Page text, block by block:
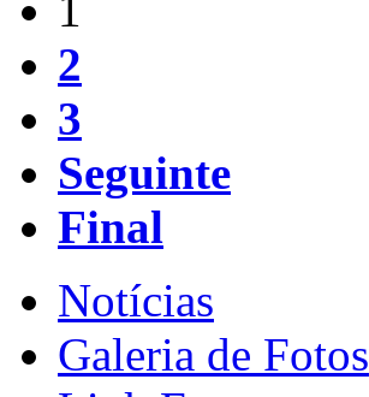
2
3
Seguinte
Final
Notícias
Galeria de Fotos